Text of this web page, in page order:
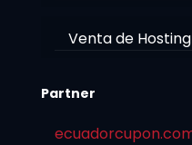
Venta de
Partner